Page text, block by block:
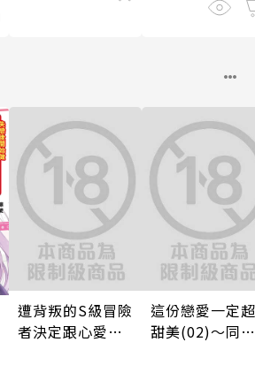
遭背叛的S級冒險
者決定跟心愛的
這份戀愛一定超
甜美(02)～同居